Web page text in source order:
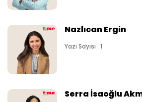
Nazlıcan Ergin
Yazı Sayısı : 1
Serra İsaoğlu